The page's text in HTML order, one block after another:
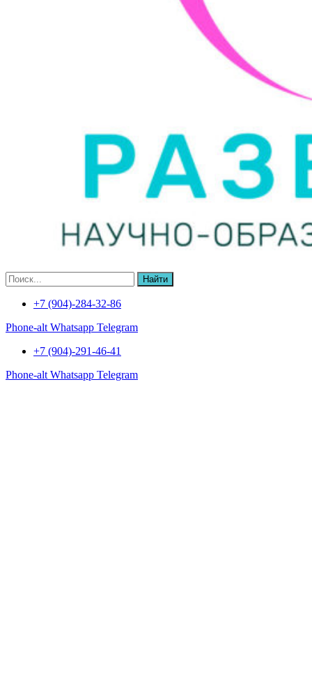
Найти
+7 (904)-284-32-86
Phone-alt Whatsapp Telegram
+7 (904)-291-46-41
Phone-alt Whatsapp Telegram